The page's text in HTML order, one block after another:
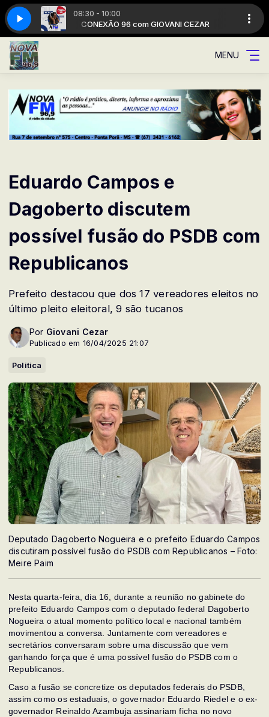
08:30 - 10:00
CEZAR CONEXÃO 96 com GIOVANI CEZAR
A Rádio da cidade
MENU
Eduardo Campos e
Dagoberto discutem
possível fusão do PSDB com
Republicanos
Prefeito destacou que dos 17 vereadores eleitos no
último pleito eleitoral, 9 são tucanos
Por Giovani Cezar
Publicado em 16/04/2025 21:07
Politica
Deputado Dagoberto Nogueira e o prefeito Eduardo Campos
discutiram possível fusão do PSDB com Republicanos – Foto:
Meire Paim
Nesta quarta-feira, dia 16, durante a reunião no gabinete do
prefeito Eduardo Campos com o deputado federal Dagoberto
Nogueira o atual momento político local e nacional também
movimentou a conversa. Juntamente com vereadores e
secretários conversaram sobre uma discussão que vem
ganhando força que é uma possível fusão do PSDB com o
Republicanos.
Caso a fusão se concretize os deputados federais do PSDB,
assim como os estaduais, o governador Eduardo Riedel e o ex-
governador Reinaldo Azambuja assinariam ficha no novo